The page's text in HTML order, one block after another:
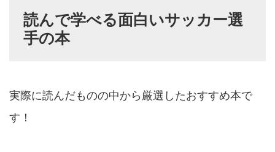
読んで学べる面白いサッカー選
手の本
実際に読んだものの中から厳選したおすすめ本で
す！